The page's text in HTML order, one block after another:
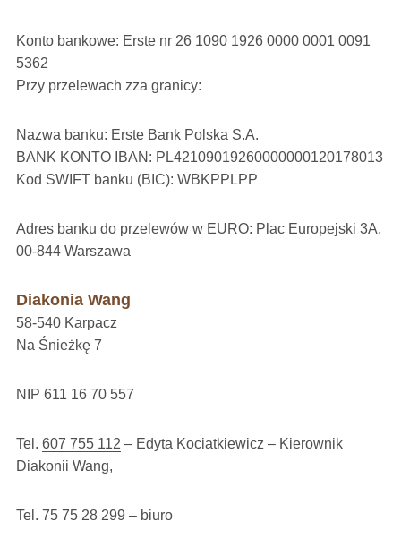
Konto bankowe: Erste nr 26 1090 1926 0000 0001 0091
5362
Przy przelewach zza granicy:
Nazwa banku: Erste Bank Polska S.A.
BANK KONTO IBAN: PL42109019260000000120178013
Kod SWIFT banku (BIC): WBKPPLPP
Adres banku do przelewów w EURO: Plac Europejski 3A,
00-844 Warszawa
Diakonia Wang
58-540 Karpacz
Na Śnieżkę 7
NIP 611 16 70 557
Tel. 607 755 112 – Edyta Kociatkiewicz – Kierownik
Diakonii Wang,
Tel. 75 75 28 299 – biuro